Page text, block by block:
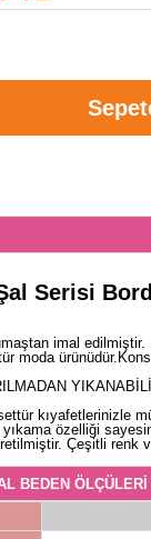
Serisi
imal edilmiştir.
moda
kıyafetlerinizle
özelliği
Çeşitli renk
BEDEN ÖLÇÜLERİ